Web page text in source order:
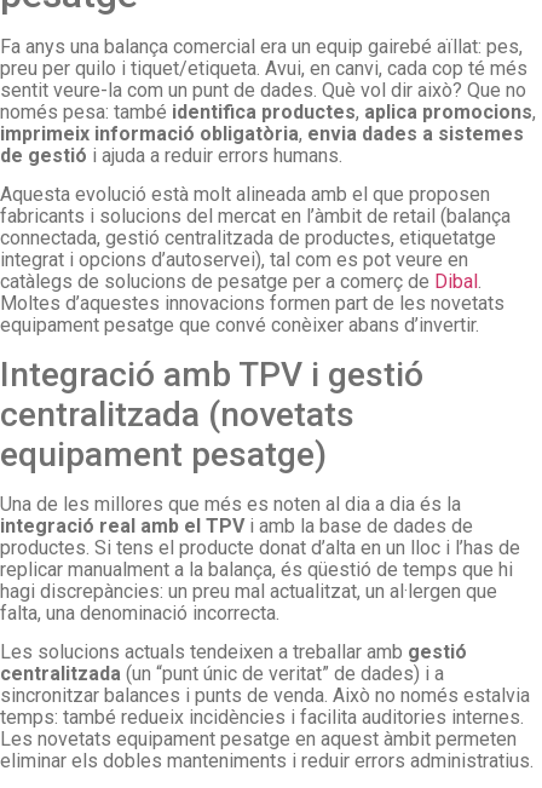
Fa anys una balança comercial era un equip gairebé aïllat: pes,
preu per quilo i tiquet/etiqueta. Avui, en canvi, cada cop té més
sentit veure-la com un punt de dades. Què vol dir això? Que no
només pesa: també identifica productes, aplica promocions,
imprimeix informació obligatòria, envia dades a sistemes
de gestió i ajuda a reduir errors humans.
Aquesta evolució està molt alineada amb el que proposen
fabricants i solucions del mercat en l’àmbit de retail (balança
connectada, gestió centralitzada de productes, etiquetatge
integrat i opcions d’autoservei), tal com es pot veure en
catàlegs de solucions de pesatge per a comerç de Dibal.
Moltes d’aquestes innovacions formen part de les novetats
equipament pesatge que convé conèixer abans d’invertir.
Integració amb TPV i gestió
centralitzada (novetats
equipament pesatge)
Una de les millores que més es noten al dia a dia és la
integració real amb el TPVi amb la base de dades de
productes. Si tens el producte donat d’alta en un lloc i l’has de
replicar manualment a la balança, és qüestió de temps que hi
hagi discrepàncies: un preu mal actualitzat, un al·lergen que
falta, una denominació incorrecta.
Les solucions actuals tendeixen a treballar amb gestió
centralitzada (un “punt únic de veritat” de dades) i a
sincronitzar balances i punts de venda. Això no només estalvia
temps: també redueix incidències i facilita auditories internes.
Les novetats equipament pesatge en aquest àmbit permeten
eliminar els dobles manteniments i reduir errors administratius.